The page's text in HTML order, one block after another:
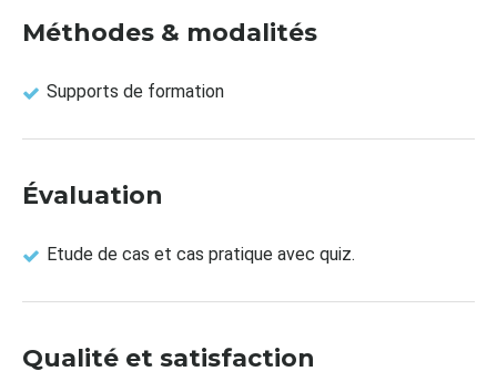
Méthodes & modalités
Supports de formation
Évaluation
Etude de cas et cas pratique avec quiz.
Qualité et satisfaction